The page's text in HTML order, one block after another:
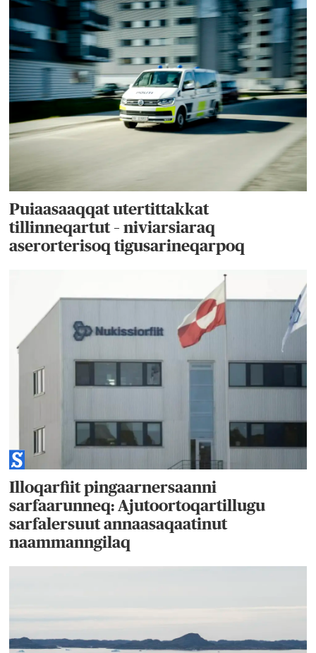
Puiaasaaqqat utertittakkat
tillinneqartut – niviarsiaraq
aserorterisoq tigusarineqarpoq
Illoqarfiit pingaarnersaanni
sarfaarunneq: Ajutoortoqartillugu
sarfalersuut annaasaqaatinut
naammanngilaq